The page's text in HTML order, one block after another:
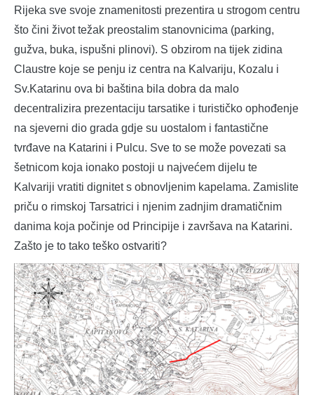
Rijeka sve svoje znamenitosti prezentira u strogom centru
što čini život težak preostalim stanovnicima (parking,
gužva, buka, ispušni plinovi). S obzirom na tijek zidina
Claustre koje se penju iz centra na Kalvariju, Kozalu i
Sv.Katarinu ova bi baština bila dobra da malo
decentralizira prezentaciju tarsatike i turističko ophođenje
na sjeverni dio grada gdje su uostalom i fantastične
tvrđave na Katarini i Pulcu. Sve to se može povezati sa
šetnicom koja ionako postoji u najvećem dijelu te
Kalvariji vratiti dignitet s obnovljenim kapelama. Zamislite
priču o rimskoj Tarsatrici i njenim zadnjim dramatičnim
danima koja počinje od Principije i završava na Katarini.
Zašto je to tako teško ostvariti?